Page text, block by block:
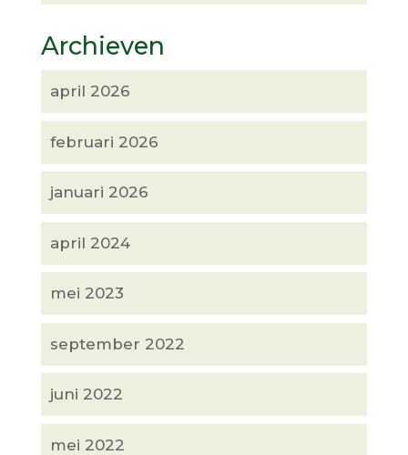
Archieven
april 2026
februari 2026
januari 2026
april 2024
mei 2023
september 2022
juni 2022
mei 2022